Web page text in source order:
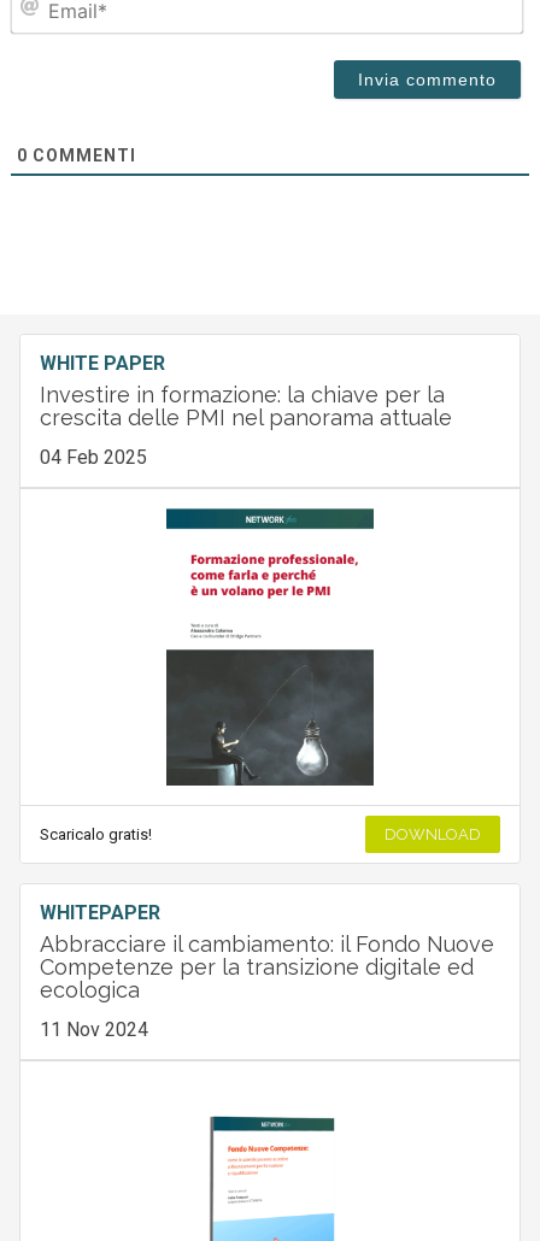
0 COMMENTI
WHITE PAPER
Investire in formazione: la chiave per la
crescita delle PMI nel panorama attuale
04 Feb 2025
Scaricalo gratis! DOWNLOAD
WHITEPAPER
Abbracciare il cambiamento: il Fondo Nuove
Competenze per la transizione digitale ed
ecologica
11 Nov 2024